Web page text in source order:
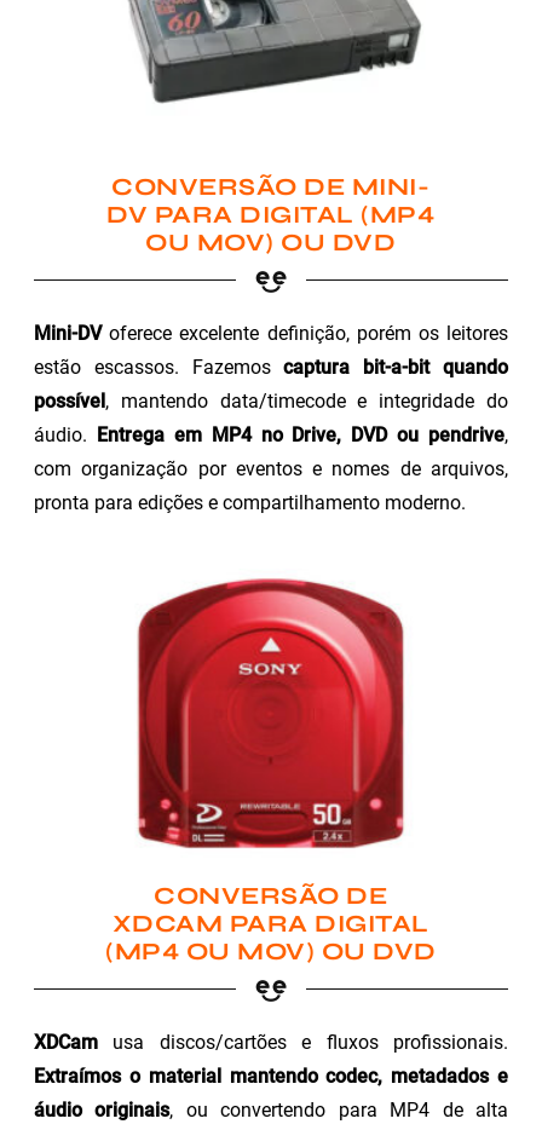
CONVERSÃO DE MINI-
DV PARA DIGITAL (MP4
OU MOV) OU DVD
Mini-DVoferece excelente definição, porém os leitores
estão escassos. Fazemoscaptura bit-a-bit quando
possível, mantendo data/timecode e integridade do
áudio. Entrega em MP4 no Drive, DVD ou pendrive,
com organização por eventos e nomes de arquivos,
pronta para edições e compartilhamento moderno.
CONVERSÃO DE
XDCAM PARA DIGITAL
(MP4 OU MOV) OU DVD
XDCam usa discos/cartões e fluxos profissionais.
Extraímos o material mantendo codec, metadados e
áudio originais, ou convertendo para MP4 de alta